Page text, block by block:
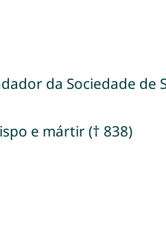
da Sociedade de
e mártir († 838)